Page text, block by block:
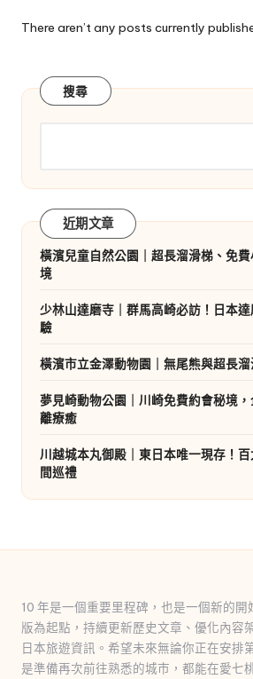
There aren’t any posts currently
搜尋
近期文章
橫濱兒童自然公園｜超長溜滑梯、免
境
少林山達磨寺｜群馬高崎必訪！日本
驗
橫濱市立金澤動物園｜無尾熊與超長
夢見崎動物公園｜川崎免費約會秘境
離療癒
川越城本丸御殿｜東日本唯一現存！
間巡禮
10 年是一個重要里程碑，也是一個新的
版為起點，持續更新歷史文章、優化內容
日本旅遊資訊。希望未來無論你正在安排
是準備再次前往熟悉的城市，都能在愛七